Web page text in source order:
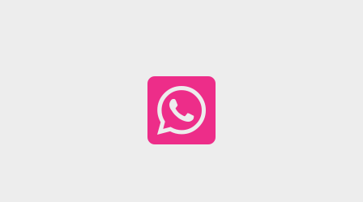
